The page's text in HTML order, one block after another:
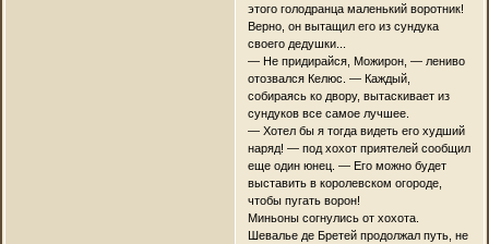
этого голодранца маленький воротник!
Верно, он вытащил его из сундука
своего дедушки...
— Не придирайся, Можирон, — лениво
отозвался Келюс. — Каждый,
собираясь ко двору, вытаскивает из
сундуков все самое лучшее.
— Хотел бы я тогда видеть его худший
наряд! — под хохот приятелей сообщил
еще один юнец. — Его можно будет
выставить в королевском огороде,
чтобы пугать ворон!
Миньоны согнулись от хохота.
Шевалье де Бретей продолжал путь, не